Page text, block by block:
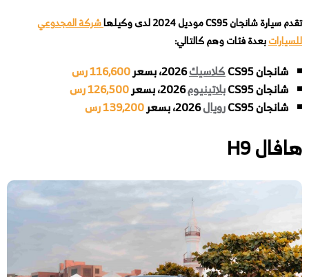
تقدم سيارة شانجان CS95 موديل 2024 لدى وكيلها
شركة المجدوعي
للسياراتبعدة فئات وهم كالتالي:
شانجان CS95 كلاسيك2026، بسعر
116,600 رس
شانجان CS95
بلاتينيوم2026، بسعر
126,500 رس
شانجان CS95
رويال2026، بسعر 139,200 رس
هافال H9